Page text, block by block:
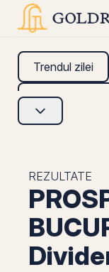
Trendul zilei
Analize
REZULTATE